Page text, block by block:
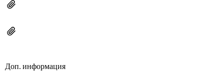
Доп. информация